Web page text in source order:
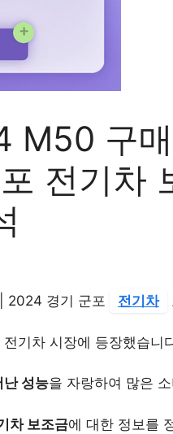
구매
전기차
2024 경기 군포 전기차
전기차 시장에 등장했습니
난 성능을 자랑하여 많은
차 보조금에 대한 정보를